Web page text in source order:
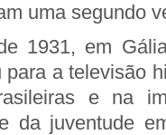
uma segundo
1931, em
a televisão
e na
da juventude